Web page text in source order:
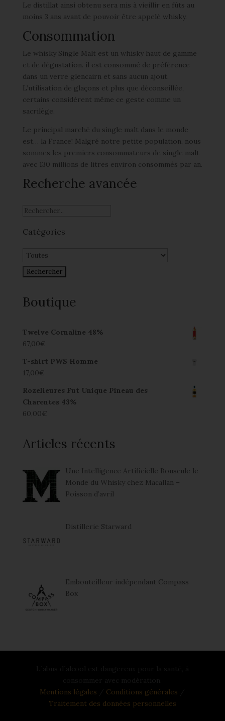
Le distillat ainsi obtenu sera mis à vieillir en fûts au
moins 3 ans avant de pouvoir être appelé whisky.
Consommation
Le whisky Single Malt est un whisky haut de gamme
et de dégustation. il est consommé de préférence
dans un verre glencairn et sans aucun ajout.
L’utilisation de glaçons et plus que déconseillée,
certains considèrent même ce geste comme un
sacrilège.
Le principal marché du single malt dans le monde
est… la France! Malgré notre petite population, nous
sommes les premiers consommateurs de single malt
avec 130 millions de litres environ consommés par an.
Recherche avancée
Catégories
Boutique
Twelve Cornaline 48%
67,00€
T-shirt PWS Homme
17,00€
Rozelieures Fut Unique Pineau des
Charentes 43%
60,00€
Articles récents
Une Intelligence Artificielle Bouscule le
Monde du Whisky chez Macallan –
Poisson d’avril
Distillerie Starward
Embouteilleur indépendant Compass
Box
Mentions légales
Conditions générales
Traitement des données personnelles